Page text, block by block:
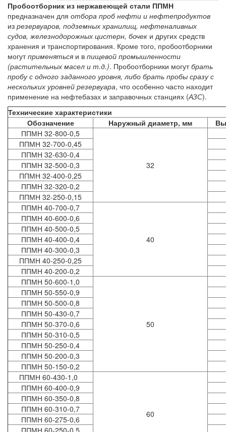
Пробоотборник из нержавеющей стали ППМН
предназначен для отбора проб нефти и нефтепродуктов
из резервуаров, подземных хранилищ, нефтеналивных
судов, железнодорожных цистерн, бочек и других средств
хранения и транспортирования. Кроме того, пробоотборники
могутприменяться и в пищевой промышленности
(растительных масел и т.д.). Пробоотборники могутбрать
пробу с одного заданного уровня, либо брать пробы сразу с
нескольких уровней резервуара, что особенно часто находит
применение на нефтебазах и заправочных станциях (АЗС).
Технические характеристики
Обозначение
Наружный диаметр, мм
ППМН 32-800-0,5
32
ППМН 32-700-0,45
ППМН 32-630-0,4
ППМН 32-500-0,3
ППМН 32-400-0,25
ППМН 32-320-0,2
ППМН 32-250-0,15
ППМН 40-700-0,7
40
ППМН 40-600-0,6
ППМН 40-500-0,5
ППМН 40-400-0,4
ППМН 40-300-0,3
ППМН 40-250-0,25
ППМН 40-200-0,2
ППМН 50-600-1,0
50
ППМН 50-550-0,9
ППМН 50-500-0,8
ППМН 50-430-0,7
ППМН 50-370-0,6
ППМН 50-310-0,5
ППМН 50-250-0,4
ППМН 50-200-0,3
ППМН 50-150-0,2
ППМН 60-430-1,0
60
ППМН 60-400-0,9
ППМН 60-350-0,8
ППМН 60-310-0,7
ППМН 60-275-0,6
ППМН 60-250-0,5